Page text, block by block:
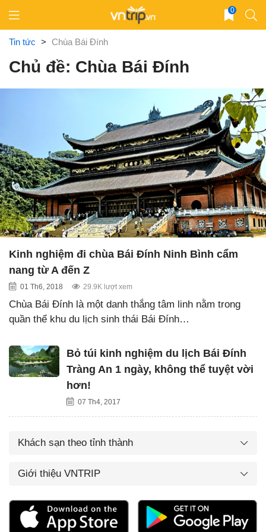
content
0
Tin tức > Chùa Bái Đính
Chủ đề: Chùa Bái Đính
Kinh nghiệm đi chùa Bái Đính Ninh Bình cẩm
nang từ A đến Z
01 Th6, 2018 29.9K lượt xem
Chùa Bái Đính là một danh thắng tâm linh nằm trong
quần thể khu du lịch sinh thái Bái Đính…
Bỏ túi kinh nghiệm du lịch Bái Đính
Tràng An 1 ngày, không thể tuyệt vời
hơn!
07 Th4, 2017
Khách sạn theo tỉnh thành
Giới thiệu VNTRIP